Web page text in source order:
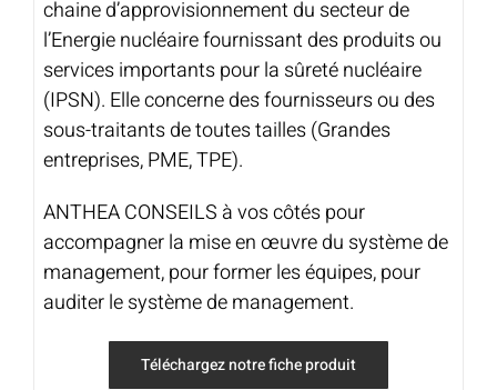
chaine d’approvisionnement du secteur de
l’Energie nucléaire fournissant des produits ou
services importants pour la sûreté nucléaire
(IPSN). Elle concerne des fournisseurs ou des
sous-traitants de toutes tailles (Grandes
entreprises, PME, TPE).
ANTHEA CONSEILS à vos côtés pour
accompagner la mise en œuvre du système de
management, pour former les équipes, pour
auditer le système de management.
Téléchargez notre fiche produit